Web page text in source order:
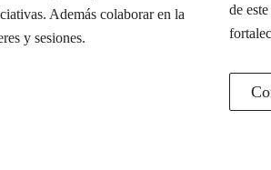
Además colaborar en la
y sesiones.
de